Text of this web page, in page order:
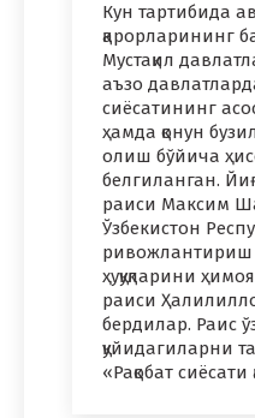
Кун тартибида
қарорларининг
Мустақил
аъзо
сиёсатининг
ҳамда қонун
олиш бўйича
белгиланган.
раиси Максим
Ўзбекистон
ривожлантириш
ҳуқуқларини
раиси
бердилар. Раис
қуйидагиларни
«Рақобат